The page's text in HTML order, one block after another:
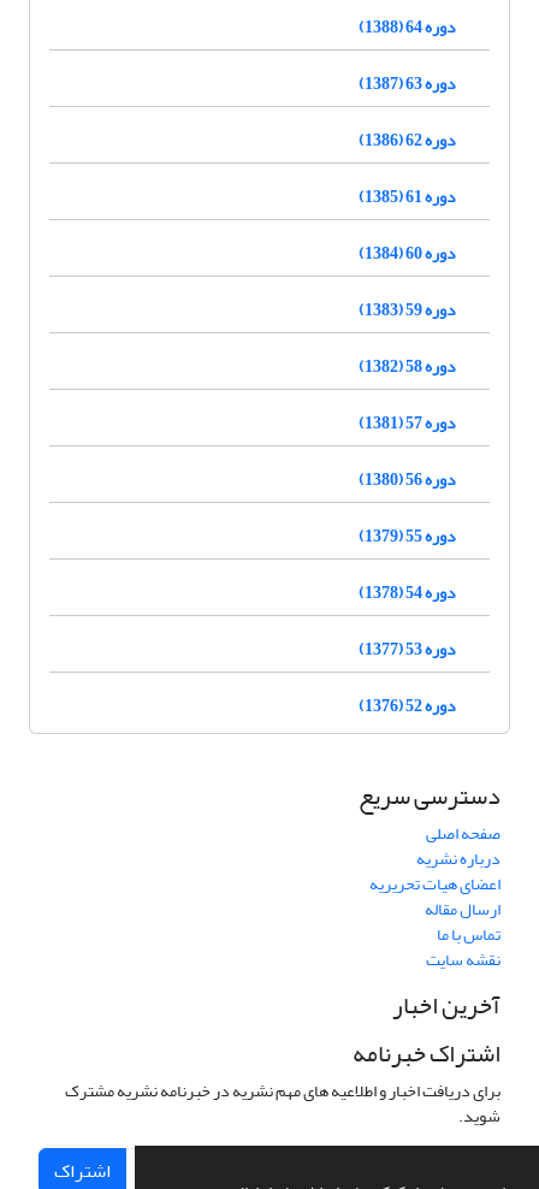
دوره 64 (1388)
دوره 63 (1387)
دوره 62 (1386)
دوره 61 (1385)
دوره 60 (1384)
دوره 59 (1383)
دوره 58 (1382)
دوره 57 (1381)
دوره 56 (1380)
دوره 55 (1379)
دوره 54 (1378)
دوره 53 (1377)
دوره 52 (1376)
دسترسی سریع
صفحه اصلی
درباره نشریه
اعضای هیات تحریریه
ارسال مقاله
تماس با ما
نقشه سایت
آخرین اخبار
اشتراک خبرنامه
برای دریافت اخبار و اطلاعیه های مهم نشریه در خبرنامه نشریه مشترک
شوید.
اشتراک